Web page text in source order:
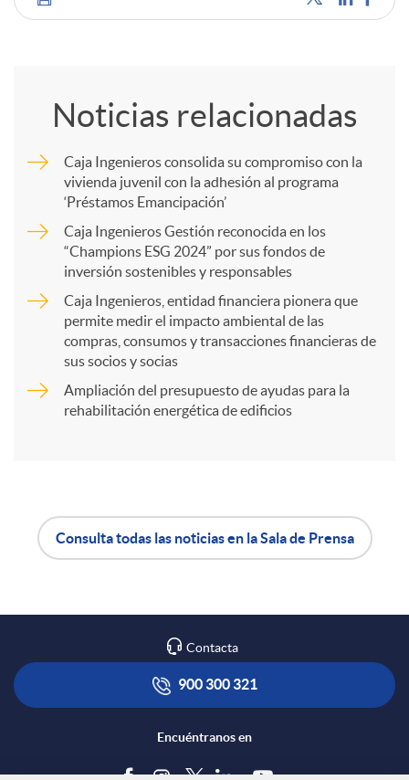
C
r
n
R
Noticias relacionadas
Caja Ingenieros consolida su compromiso con la
vivienda juvenil con la adhesión al programa
‘Préstamos Emancipación’
Caja Ingenieros Gestión reconocida en los
“Champions ESG 2024” por sus fondos de
inversión sostenibles y responsables
Caja Ingenieros, entidad financiera pionera que
permite medir el impacto ambiental de las
compras, consumos y transacciones financieras de
sus socios y socias
Ampliación del presupuesto de ayudas para la
rehabilitación energética de edificios
A
p
l
o
t
Consulta todas las noticias en la Sala de Prensa
Contacta
900 300 321
Encuéntranos en